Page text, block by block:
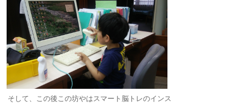
そして、この後この坊やはスマート脳トレのインス